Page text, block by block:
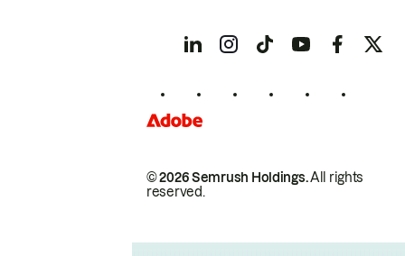
© 2026 Semrush Holdings.All rights
reserved.